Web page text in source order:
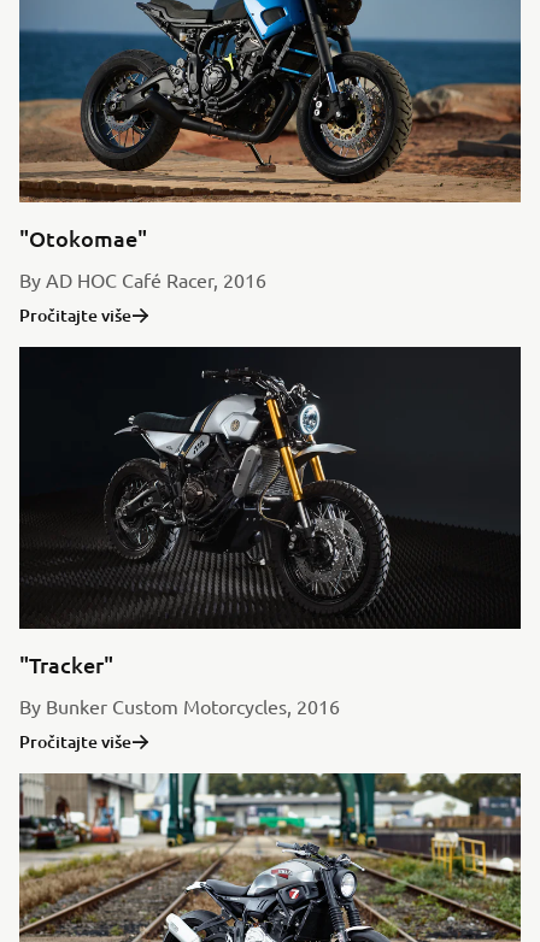
"Otokomae"
By AD HOC Café Racer, 2016
Pročitajte više
"Tracker"
By Bunker Custom Motorcycles, 2016
Pročitajte više